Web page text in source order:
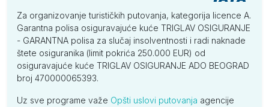
Za organizovanje turističkih putovanja, kategorija licence A.
Garantna polisa osiguravajuće kuće TRIGLAV OSIGURANJE
- GARANTNA polisa za slučaj insolventnosti i radi naknade
štete osiguranika (limit pokrića 250.000 EUR) od
osiguravajuće kuće TRIGLAV OSIGURANJE ADO BEOGRAD
broj 470000065393.
Uz sve programe važe Opšti uslovi putovanja agencije